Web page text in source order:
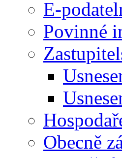
E-
Povinné
Obecně